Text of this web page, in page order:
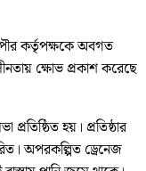
কর্তৃপক্ষকে অবগত
ক্ষোভ প্রকাশ করেছে
হয়। প্রতিষ্ঠার
অপরকল্পিত ড্রেনেজ